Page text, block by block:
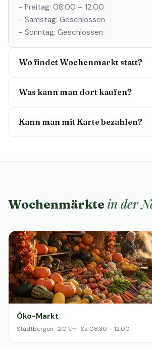
- Freitag: 08:00 – 12:00
- Samstag: Geschlossen
- Sonntag: Geschlossen
Wo findet Wochenmarkt statt?
Was kann man dort kaufen?
Kann man mit Karte bezahlen?
Wochenmärkte in der
Öko-Markt
Stadtbergen · 2.0 km · Sa 08:30 – 12:00